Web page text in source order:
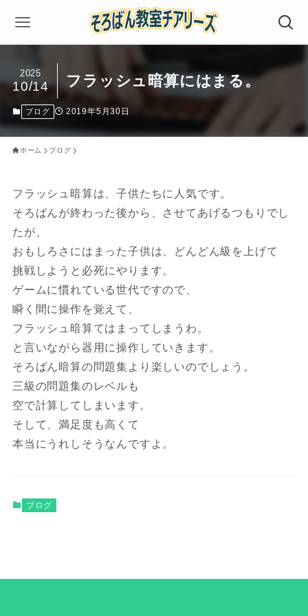
フラッシュ暗算にはまる。
2025
10/14
ブログ 2019年5月30日
ホーム ブログ
フラッシュ暗算は、子供たちに人気です。
そろばんが終わった後から、させてあげるつもりでし
たが、
おもしろさにはまった子供は、どんどん級を上げて
挑戦しようと必死にやります。
ゲームに慣れている世代ですので、
瞬く間に操作を覚えて、
フラッシュ暗算てはまってしまうわ。
と言いながら器用に操作していきます。
そろばん暗算の問題集より楽しいのでしょう。
三級の問題集のレベルも
空で計算してしまいます。
そして、満足度も高くて
本当にうれしそうなんですよ。
ブログ